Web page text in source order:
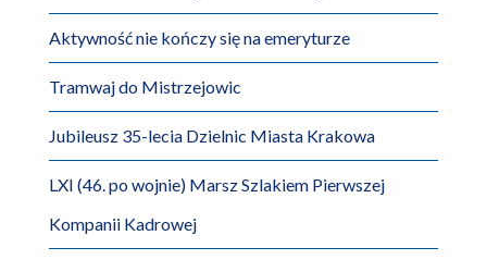
Aktywność nie kończy się na emeryturze
Tramwaj do Mistrzejowic
Jubileusz 35-lecia Dzielnic Miasta Krakowa
LXI (46. po wojnie) Marsz Szlakiem Pierwszej
Kompanii Kadrowej